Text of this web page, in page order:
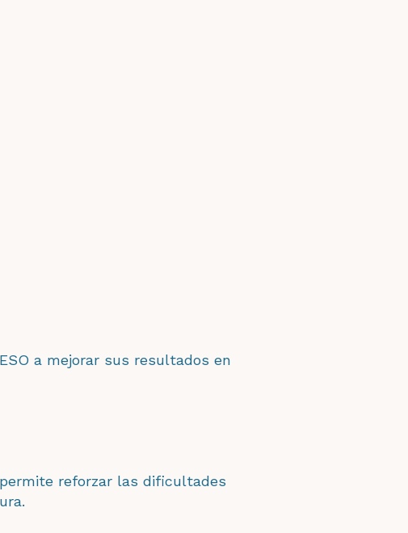
a mejorar sus resultados en
reforzar las dificultades